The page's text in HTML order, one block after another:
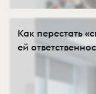
Как перестать
ей